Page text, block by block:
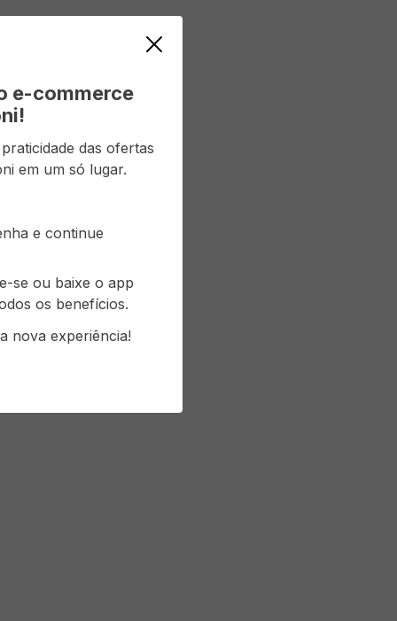
e-commerce
das ofertas
em um só lugar.
e continue
se ou baixe o app
os benefícios.
nova experiência!